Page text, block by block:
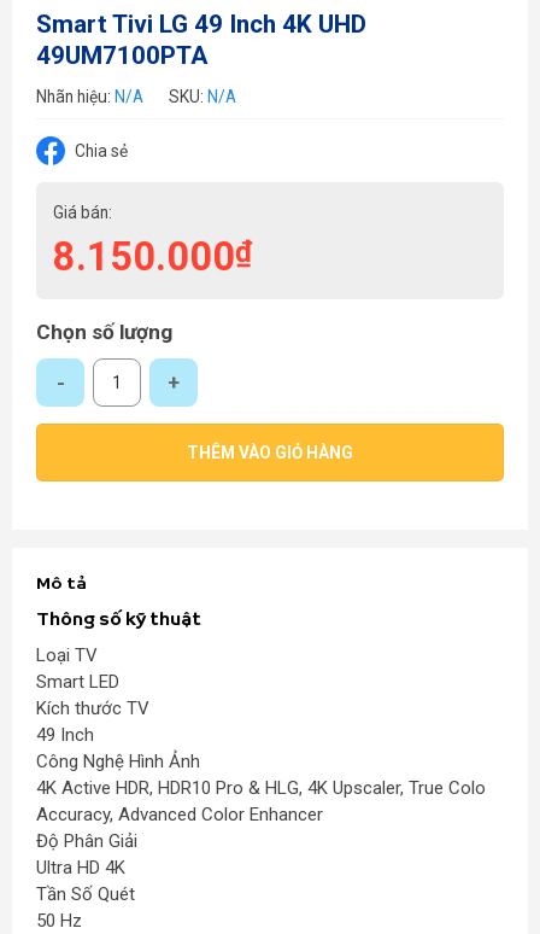
Smart Tivi LG 49 Inch 4K UHD
49UM7100PTA
Nhãn hiệu: N/A SKU: N/A
Chia sẻ
Giá bán:
8.150.000₫
Chọn số lượng
Smart Tivi LG 49 Inch 4K UHD 49UM7100PTA số lượng
THÊM VÀO GIỎ HÀNG
Mô tả
Thông số kỹ thuật
Loại TV
Smart LED
Kích thước TV
49 Inch
Công Nghệ Hình Ảnh
4K Active HDR, HDR10 Pro & HLG, 4K Upscaler, True Colo
Accuracy, Advanced Color Enhancer
Độ Phân Giải
Ultra HD 4K
Tần Số Quét
50 Hz